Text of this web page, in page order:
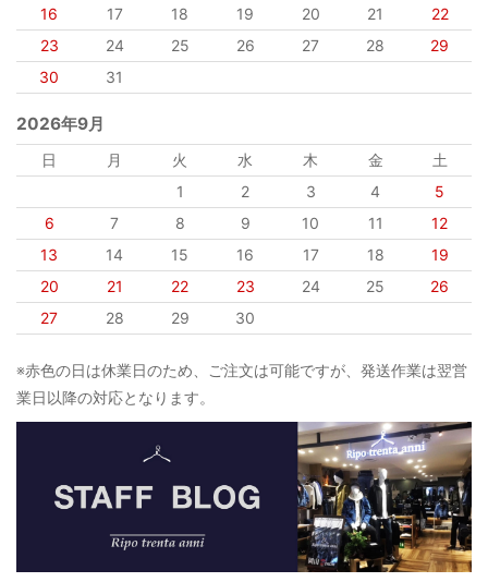
16
17 18 19 20 21
22
23
24 25 26 27 28
29
30
31
2026年9月
日 月 火 水 木 金
土
1
2 3 4
5
6
7 8 9 10 11
12
13
14 15 16 17 18
19
20
21 22 23 24 25
26
27
28 29 30
※赤色の日は休業日のため、ご注文は可能ですが、発送作業は翌営
業日以降の対応となります。